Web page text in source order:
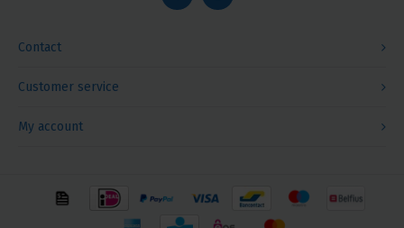
Contact
Customer service
My account